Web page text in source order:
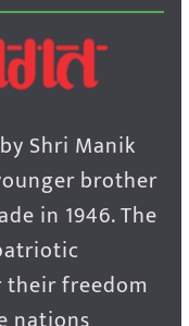
Shri Manik
brother
in 1946. The
freedom